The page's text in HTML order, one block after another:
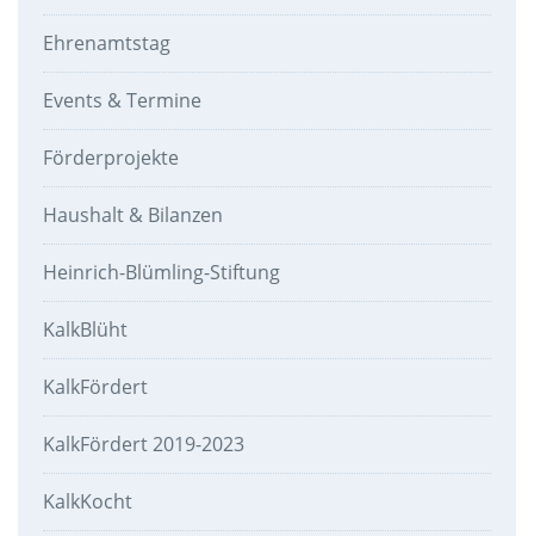
Ehrenamtstag
Events & Termine
Förderprojekte
Haushalt & Bilanzen
Heinrich-Blümling-Stiftung
KalkBlüht
KalkFördert
KalkFördert 2019-2023
KalkKocht